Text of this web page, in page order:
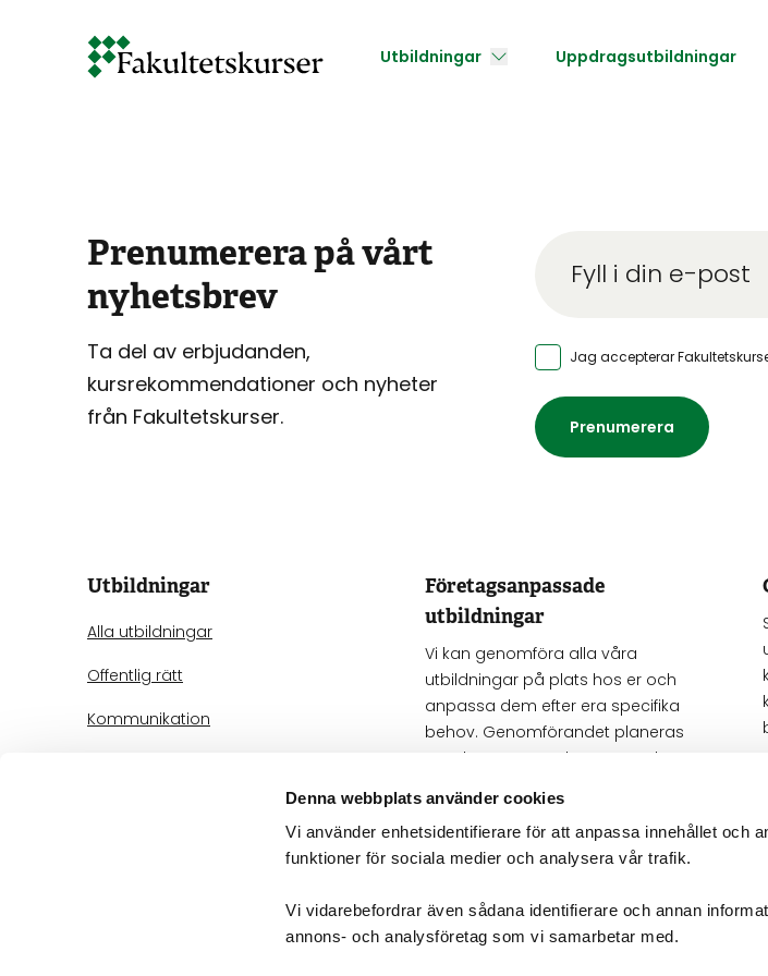
Denna webbplats använder cookies
Vi använder enhetsidentifierare för att anpassa innehållet och
funktioner för sociala medier och analysera vår trafik.
Vi vidarebefordrar även sådana identifierare och annan
annons- och analysföretag som vi samarbetar med.
huvudinnehåll
Utbildningar Uppdragsutbildningar
Prenumerera på vårt
nyhetsbrev
Ta del av erbjudanden,
kursrekommendationer och nyheter
från Fakultetskurser.
Jag accepterar
Prenumerera
Utbildningar
Alla utbildningar
Offentlig rätt
Kommunikation
Företagsanpassade
utbildningar
Vi kan genomföra alla våra
utbildningar på plats hos er och
anpassa dem efter era specifika
behov. Genomförandet planeras
när det passar er bäst. Kontakta
Mer om företagsanpassat